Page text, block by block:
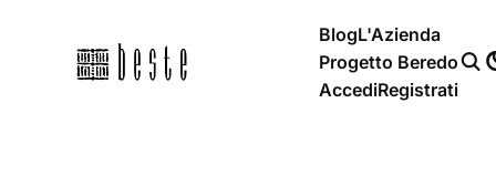
BlogL'Azienda
Progetto Beredo
AccediRegistrati